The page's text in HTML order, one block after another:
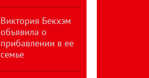
Виктория Бекхэм
объявила о
прибавлении в ее
семье